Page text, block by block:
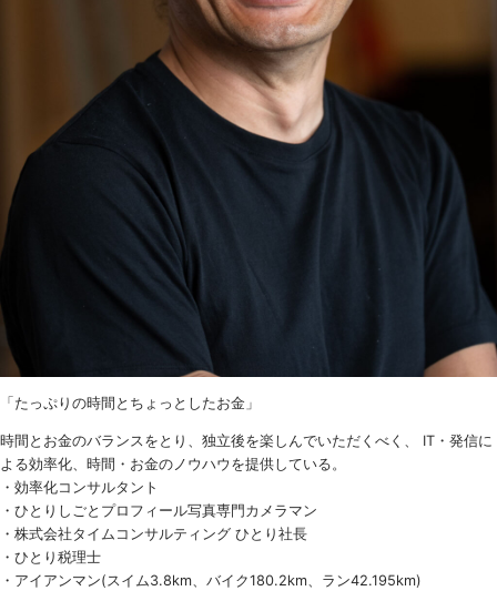
「たっぷりの時間とちょっとしたお金」
時間とお金のバランスをとり、独立後を楽しんでいただくべく、 IT・発信に
よる効率化、時間・お金のノウハウを提供している。
・効率化コンサルタント
・ひとりしごとプロフィール写真専門カメラマン
・株式会社タイムコンサルティング ひとり社長
・ひとり税理士
・アイアンマン(スイム3.8km、バイク180.2km、ラン42.195km)